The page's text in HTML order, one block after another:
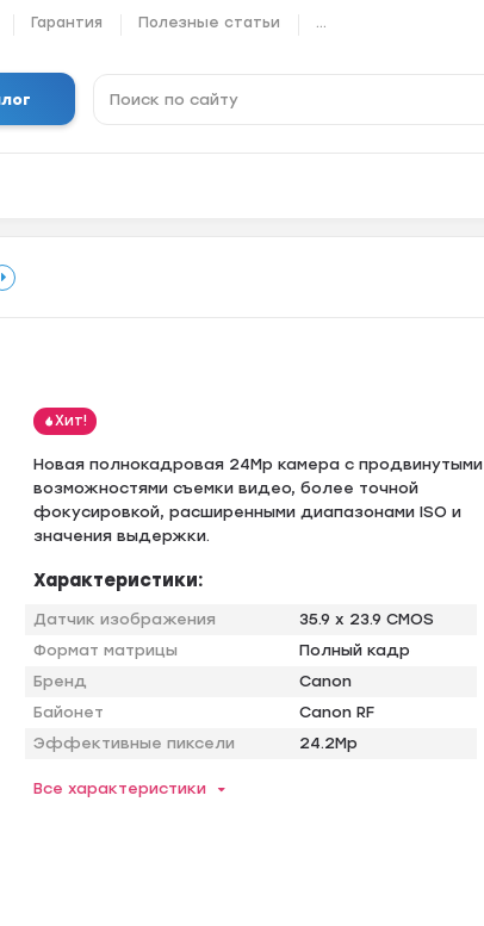
Гарантия Полезные статьи ...
Хит!
Новая полнокадровая 24Mp камера с продвинутыми
возможностями съемки видео, более точной
фокусировкой, расширенными диапазонами ISO и
значения выдержки.
Характеристики:
Датчик изображения
35.9 х 23.9 CMOS
Формат матрицы
Полный кадр
Бренд
Canon
Байонет
Canon RF
Эффективные пиксели
24.2Mp
Все характеристики